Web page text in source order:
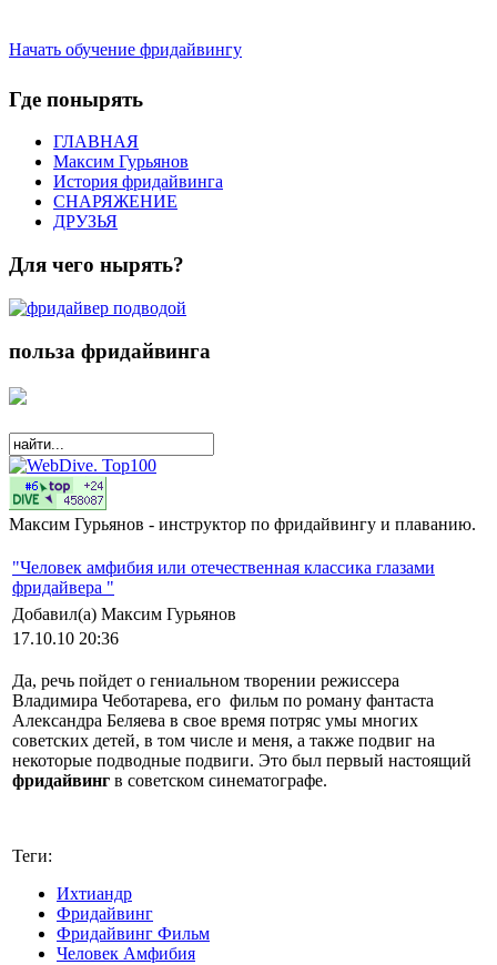
Начать обучение фридайвингу
Где понырять
ГЛАВНАЯ
Максим Гурьянов
История фридайвинга
СНАРЯЖЕНИЕ
ДРУЗЬЯ
Для чего нырять?
польза фридайвинга
Максим Гурьянов - инструктор по фридайвингу и плаванию.
"Человек амфибия или отечественная классика глазами
фридайвера "
Добавил(а) Максим Гурьянов
17.10.10 20:36
Да, речь пойдет о гениальном творении режиссера
Владимира Чеботарева, его фильм по роману фантаста
Александра Беляева в свое время потряс умы многих
советских детей, в том числе и меня, а также подвиг на
некоторые подводные подвиги. Это был первый настоящий
фридайвинг в советском синематографе.
Теги:
Ихтиандр
Фридайвинг
Фридайвинг Фильм
Человек Амфибия